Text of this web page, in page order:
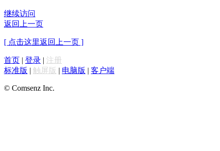
继续访问
返回上一页
[ 点击这里返回上一页 ]
首页 | 登录 | 注册
标准版 | 触屏版 | 电脑版 | 客户端
© Comsenz Inc.